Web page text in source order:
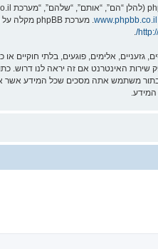
www.phpbb.co.il
גזעניים, אלימים, פוגעים, בלתי